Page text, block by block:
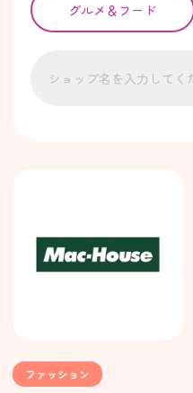
グルメ＆フード
ファッション